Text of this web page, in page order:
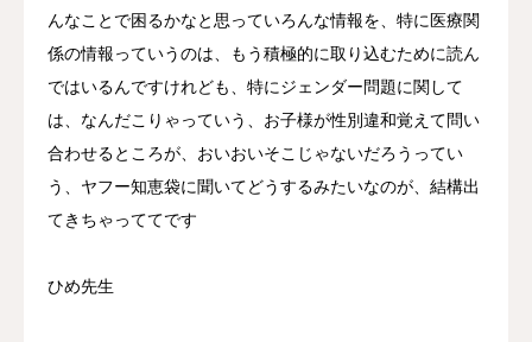
んなことで困るかなと思っていろんな情報を、特に医療関
係の情報っていうのは、もう積極的に取り込むために読ん
ではいるんですけれども、特にジェンダー問題に関して
は、なんだこりゃっていう、お子様が性別違和覚えて問い
合わせるところが、おいおいそこじゃないだろうってい
う、ヤフー知恵袋に聞いてどうするみたいなのが、結構出
てきちゃっててです
ひめ先生